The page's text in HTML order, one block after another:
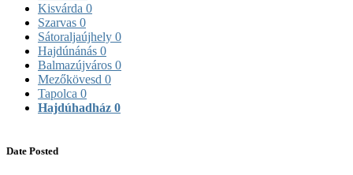
Kisvárda 0
Szarvas 0
Sátoraljaújhely 0
Hajdúnánás 0
Balmazújváros 0
Mezőkövesd 0
Tapolca 0
Hajdúhadház 0
Date Posted